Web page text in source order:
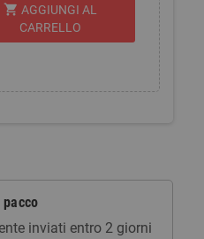
shopping_cart AGGIUNGI AL
CARRELLO
inviati entro 2 giorni